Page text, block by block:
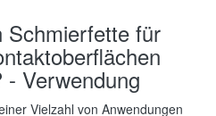
Schmierfette für
Verwendung
Vielzahl von Anwendungen